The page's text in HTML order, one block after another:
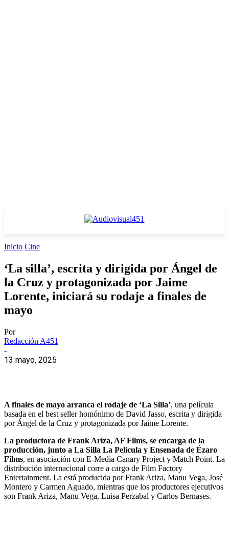
Inicio Cine
‘La silla’, escrita y dirigida por Ángel de
la Cruz y protagonizada por Jaime
Lorente, iniciará su rodaje a finales de
mayo
Por
Redacción A451
-
13 mayo, 2025
A finales de mayo arranca el rodaje de ‘La Silla’, una película
basada en el best seller homónimo de David Jasso, escrita y dirigida
por Ángel de la Cruz y protagonizada por Jaime Lorente.
La productora de Frank Ariza, AF Films, se encarga de la
producción, junto a La Silla La Película y Ensenada de Ézaro
Films, en asociación con E-Media Canary Project y Match Point. La
distribución internacional corre a cargo de Film Factory
Entertainment. La está producida por Frank Ariza, Manu Vega, José
Montero y Carmen Aguado, mientras que los productores ejecutivos
son Frank Ariza, Manu Vega, Luisa Perzabal y Carlos Bernases.